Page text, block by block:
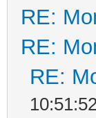
RE:
RE:
RE: